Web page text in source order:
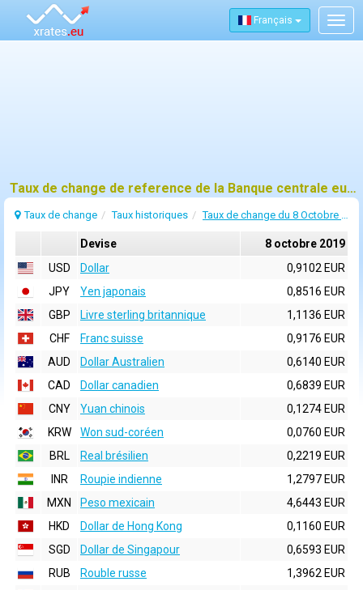
Français
Taux de change de reference de la Banque centrale europeenne (BCE) pour 8 octobre 2019
Taux de change Taux historiques Taux de change du 8 Octobre 2019
Devise
8 octobre 2019
USD
Dollar
0,9102 EUR
JPY
Yen japonais
0,8516 EUR
GBP
Livre sterling britannique
1,1136 EUR
CHF
Franc suisse
0,9176 EUR
AUD
Dollar Australien
0,6140 EUR
CAD
Dollar canadien
0,6839 EUR
CNY
Yuan chinois
0,1274 EUR
KRW
Won sud-coréen
0,0760 EUR
BRL
Real brésilien
0,2219 EUR
INR
Roupie indienne
1,2797 EUR
MXN
Peso mexicain
4,6443 EUR
HKD
Dollar de Hong Kong
0,1160 EUR
SGD
Dollar de Singapour
0,6593 EUR
RUB
Rouble russe
1,3962 EUR